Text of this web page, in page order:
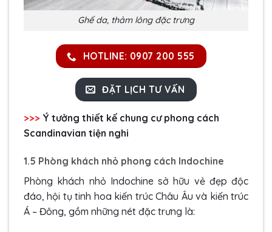
Ghế da, thảm lông đặc trưng
HOTLINE: 0907 200 555
ĐẶT LỊCH TƯ VẤN
>>> Ý tưởng thiết kế chung cư phong cách
Scandinavian tiện nghi
1.5 Phòng khách nhỏ phong cách Indochine
Phòng khách nhỏ Indochine sở hữu vẻ đẹp độc
đáo, hội tụ tinh hoa kiến trúc Châu Âu và kiến trúc
Á – Đông, gồm những nét đặc trưng là: